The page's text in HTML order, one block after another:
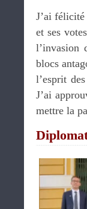
J’ai
et ses
l’invasion
blocs
l’esprit
J’ai
mettre la